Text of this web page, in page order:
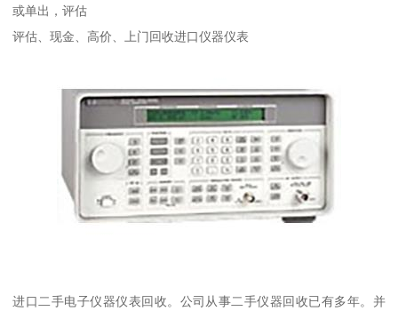
或单出，评估
评估、现金、高价、上门回收进口仪器仪表
进口二手电子仪器仪表回收。公司从事二手仪器回收已有多年。并